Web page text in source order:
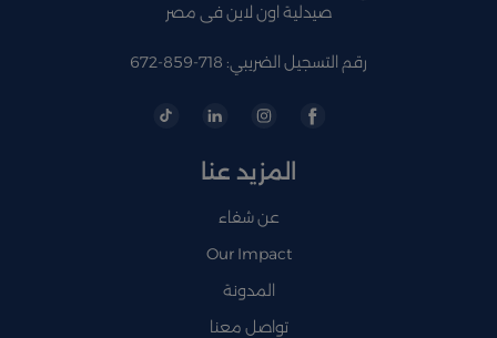
صيدلية اون لاين فى مصر
رقم التسجيل الضريبي: 718-859-672
المزيد عنا
عن شفاء
Our Impact
المدونة
تواصل معنا